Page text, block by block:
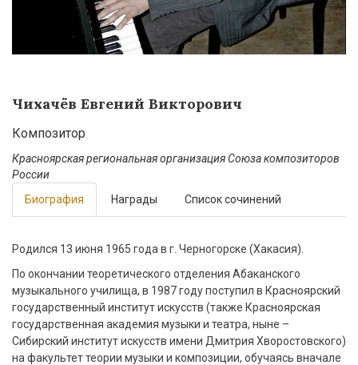
Чихачёв Евгений Викторович
Композитор
Красноярская региональная организация Союза композиторов
России
Биография
Награды Список сочинений
Родился 13 июня 1965 года в г. Черногорске (Хакасия).
По окончании теоретического отделения Абаканского
музыкального училища, в 1987 году поступил в Красноярский
государственный институт искусств (также Красноярская
государственная академия музыки и театра, ныне –
Сибирский институт искусств имени Дмитрия Хворостовского)
на факультет теории музыки и композиции, обучаясь вначале